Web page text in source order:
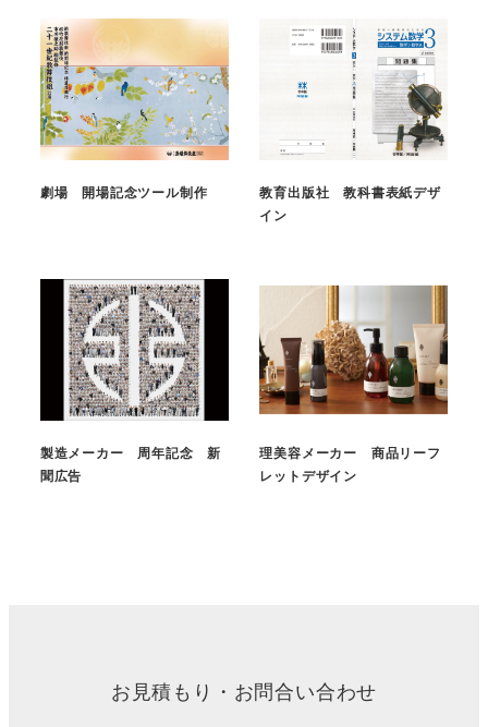
劇場 開場記念ツール制作
教育出版社 教科書表紙デザ
イン
製造メーカー 周年記念 新
聞広告
理美容メーカー 商品リーフ
レットデザイン
お見積もり・お問合い合わせ